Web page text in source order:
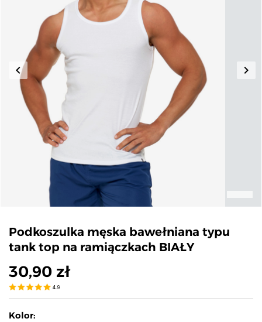
Poprzedni
keyboard_arrow_left keyboard_arrow_right
Podkoszulka męska bawełniana typu
tank top na ramiączkach BIAŁY
30,90 zł
4.9
Kolor: